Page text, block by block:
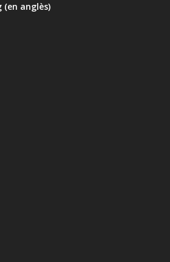
(en anglès)